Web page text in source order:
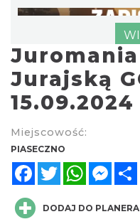
bieganie wraca na
4.43 km
Jurajską
Miejscowość:
PIASECZNO
FacebookTwitterWhatsApp
DODAJ DO PLANERA